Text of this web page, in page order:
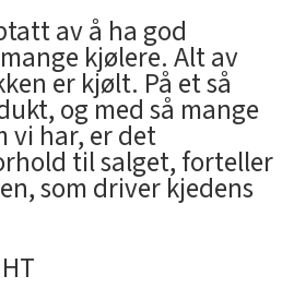
av å ha god
kjølere. Alt av
er kjølt. På et så
og med så mange
vi har, er det
til salget, forteller
som driver kjedens